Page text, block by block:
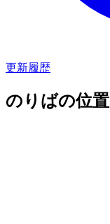
更新履歴
のりばの位置